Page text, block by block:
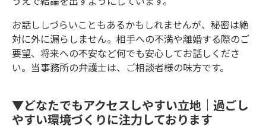
お話ししづらいこともあるかもしれませんが、秘密は絶
対に外に漏らしません。相手への不満や離婚する際のご
要望、将来への不安など何でも安心してお話しくださ
い。当事務所の弁護士は、ご相談者様の味方です。
▼どなたでもアクセスしやすい立地｜過ごし
やすい環境づくりに注力しております